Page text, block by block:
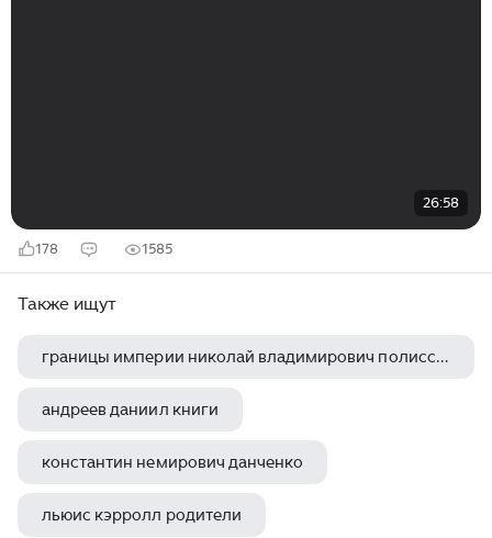
26:58
178 1585
Также ищут
границы империи николай владимирович полисский
андреев даниил книги
константин немирович данченко
льюис кэрролл родители